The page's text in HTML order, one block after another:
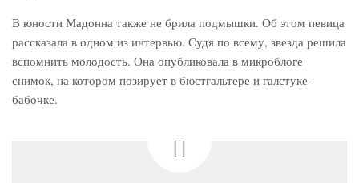
В юности Мадонна также не брила подмышки. Об этом певица
рассказала в одном из интервью. Судя по всему, звезда решила
вспомнить молодость. Она опубликовала в микроблоге
снимок, на котором позирует в бюстгальтере и галстуке-
бабочке.